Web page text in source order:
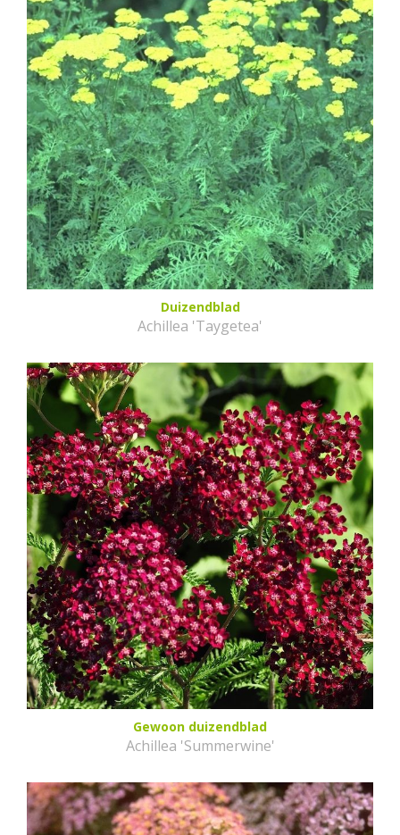
Duizendblad
Achillea 'Taygetea'
Gewoon duizendblad
Achillea 'Summerwine'